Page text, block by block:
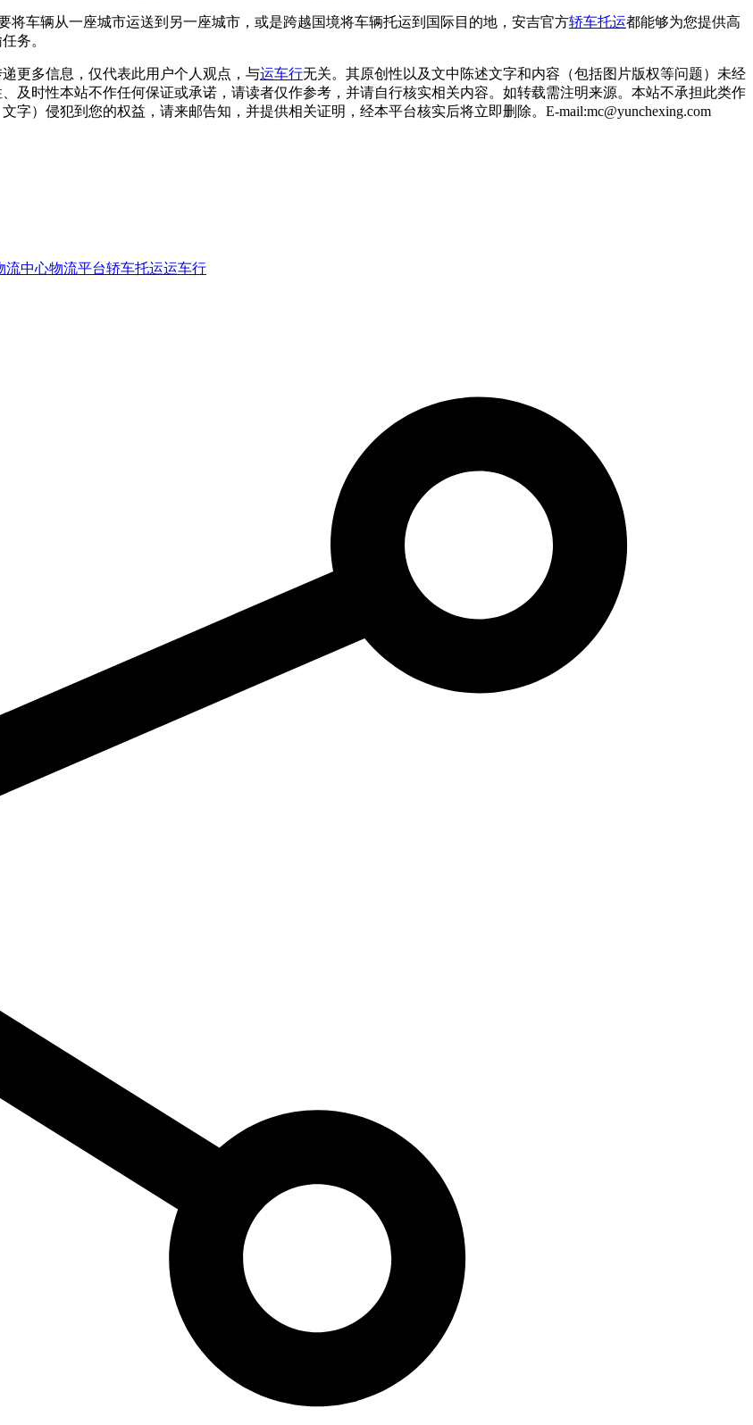
将车辆从一座城市运送到另一座城市，或是跨越国境将车辆托运到国际目的地，安吉官方轿车托运都能够为您提供高
务。
更多信息，仅代表此用户个人观点，与运车行无关。其原创性以及文中陈述文字和内容（包括图片版权等问题）未经
及时性本站不作任何保证或承诺，请读者仅作参考，并请自行核实相关内容。如转载需注明来源。本站不承担此类作
）侵犯到您的权益，请来邮告知，并提供相关证明，经本平台核实后将立即删除。E-mail:mc@yunchexing.com
流中心物流平台轿车托运运车行